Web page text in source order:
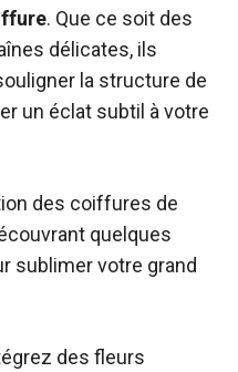
. Que ce soit des
délicates, ils
la structure de
un éclat subtil à votre
des coiffures de
quelques
sublimer votre grand
des fleurs